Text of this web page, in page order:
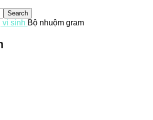
vi sinh Bộ nhuộm gram